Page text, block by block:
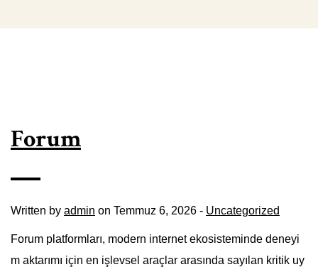
Forum
Written by admin on Temmuz 6, 2026 - Uncategorized
Forum platformları, modern internet ekosisteminde deneyi
m aktarımı için en işlevsel araçlar arasında sayılan kritik uy